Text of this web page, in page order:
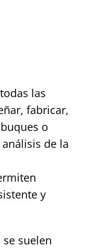
las
fabricar,
o
de la
y
suelen